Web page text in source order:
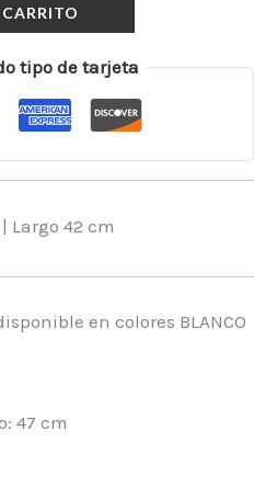
tipo de tarjeta
Largo 42 cm
en colores BLANCO
47 cm